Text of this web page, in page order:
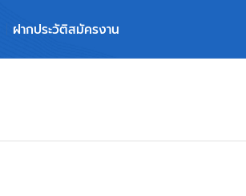
ฝากประวัติสมัครงาน